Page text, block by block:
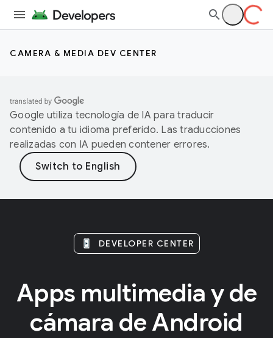
CAMERA & MEDIA DEV CENTER
Google utiliza tecnología de IA para traducir
contenido a tu idioma preferido. Las traducciones
realizadas con IA pueden contener errores.
DEVELOPER CENTER
Apps multimedia y de
cámara de Android